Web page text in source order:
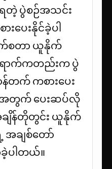
တဲ့ ပွဲစဉ်အသင်း
ပေးနိုင်ခဲ့ပါ
စတာ ယူနိုက်
ာက်ကတည်းက ပွဲ
န်တက် ကစားပေး
အတွက် ပေးဆပ်လို
ချိန်တိုတွင်း ယူနိုက်
ချစ်တော်
ခဲ့ပါတယ်။